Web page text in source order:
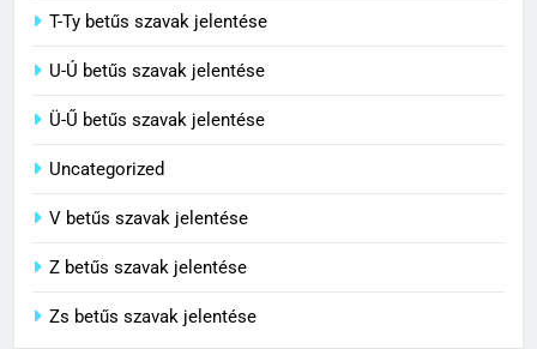
T-Ty betűs szavak jelentése
U-Ú betűs szavak jelentése
Ü-Ű betűs szavak jelentése
Uncategorized
V betűs szavak jelentése
Z betűs szavak jelentése
Zs betűs szavak jelentése